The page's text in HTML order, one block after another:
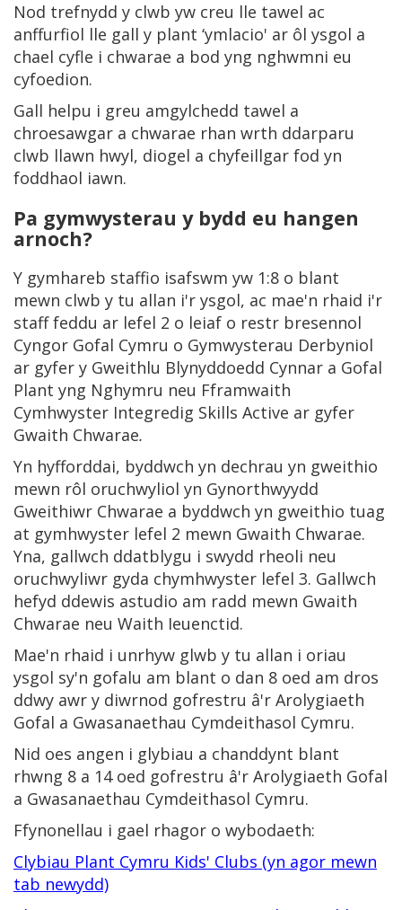
Nod trefnydd y clwb yw creu lle tawel ac
anffurfiol lle gall y plant ‘ymlacio' ar ôl ysgol a
chael cyfle i chwarae a bod yng nghwmni eu
cyfoedion.
Gall helpu i greu amgylchedd tawel a
chroesawgar a chwarae rhan wrth ddarparu
clwb llawn hwyl, diogel a chyfeillgar fod yn
foddhaol iawn.
Pa gymwysterau y bydd eu hangen
arnoch?
Y gymhareb staffio isafswm yw 1:8 o blant
mewn clwb y tu allan i'r ysgol, ac mae'n rhaid i'r
staff feddu ar lefel 2 o leiaf o restr bresennol
Cyngor Gofal Cymru o Gymwysterau Derbyniol
ar gyfer y Gweithlu Blynyddoedd Cynnar a Gofal
Plant yng Nghymru neu Fframwaith
Cymhwyster Integredig Skills Active ar gyfer
Gwaith Chwarae.
Yn hyfforddai, byddwch yn dechrau yn gweithio
mewn rôl oruchwyliol yn Gynorthwyydd
Gweithiwr Chwarae a byddwch yn gweithio tuag
at gymhwyster lefel 2 mewn Gwaith Chwarae.
Yna, gallwch ddatblygu i swydd rheoli neu
oruchwyliwr gyda chymhwyster lefel 3. Gallwch
hefyd ddewis astudio am radd mewn Gwaith
Chwarae neu Waith Ieuenctid.
Mae'n rhaid i unrhyw glwb y tu allan i oriau
ysgol sy'n gofalu am blant o dan 8 oed am dros
ddwy awr y diwrnod gofrestru â'r Arolygiaeth
Gofal a Gwasanaethau Cymdeithasol Cymru.
Nid oes angen i glybiau a chanddynt blant
rhwng 8 a 14 oed gofrestru â'r Arolygiaeth Gofal
a Gwasanaethau Cymdeithasol Cymru.
Ffynonellau i gael rhagor o wybodaeth:
Clybiau Plant Cymru Kids' Clubs (yn agor mewn
tab newydd)